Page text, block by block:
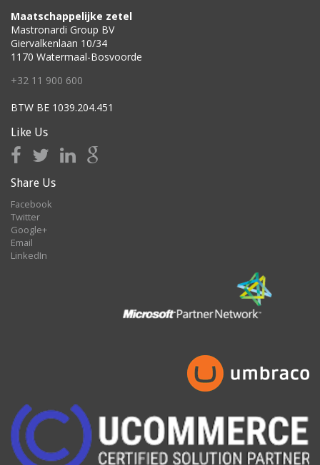
Maatschappelijke zetel
Mastronardi Group BV
Giervalkenlaan 10/34
1170 Watermaal-Bosvoorde
+32 11 900 600
BTW BE 1039.204.451
Like Us
Share Us
Facebook
Twitter
Google+
Email
LinkedIn